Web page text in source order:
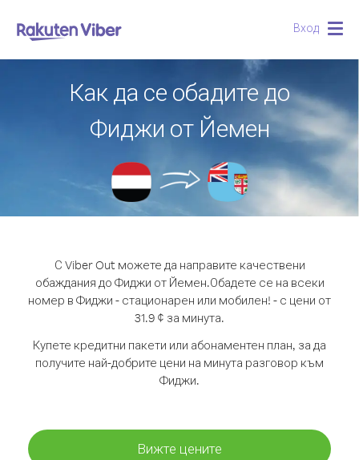
Вход
Как да се обадите до
Фиджи от Йемен
С Viber Out можете да направите качествени
обаждания до Фиджи от Йемен.Обадете се на всеки
номер в Фиджи - стационарен или мобилен! - с цени от
31.9 ¢ за минута.
Купете кредитни пакети или абонаментен план, за да
получите най-добрите цени на минута разговор към
Фиджи.
Вижте цените